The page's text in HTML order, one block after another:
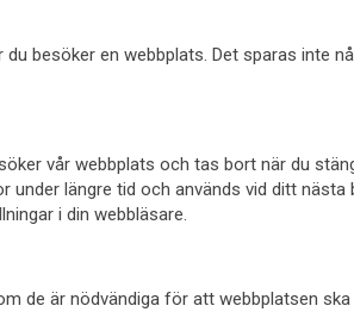
besöker en webbplats. Det sparas inte
vår webbplats och tas bort när du
under längre tid och används vid ditt nästa
i din webbläsare.
de är nödvändiga för att webbplatsen ska